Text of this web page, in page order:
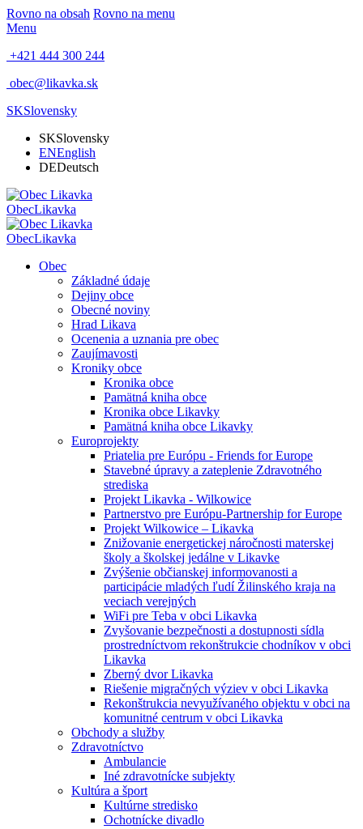
Rovno na obsah Rovno na menu
Menu
+421 444 300 244
obec@likavka.sk
SKSlovensky
SKSlovensky
ENEnglish
DEDeutsch
ObecLikavka
ObecLikavka
Obec
Základné údaje
Dejiny obce
Obecné noviny
Hrad Likava
Ocenenia a uznania pre obec
Zaujímavosti
Kroniky obce
Kronika obce
Pamätná kniha obce
Kronika obce Likavky
Pamätná kniha obce Likavky
Europrojekty
Priatelia pre Európu - Friends for Europe
Stavebné úpravy a zateplenie Zdravotného
strediska
Projekt Likavka - Wilkowice
Partnerstvo pre Európu-Partnership for Europe
Projekt Wilkowice – Likavka
Znižovanie energetickej náročnosti materskej
školy a školskej jedálne v Likavke
Zvýšenie občianskej informovanosti a
participácie mladých ľudí Žilinského kraja na
veciach verejných
WiFi pre Teba v obci Likavka
Zvyšovanie bezpečnosti a dostupnosti sídla
prostredníctvom rekonštrukcie chodníkov v obci
Likavka
Zberný dvor Likavka
Riešenie migračných výziev v obci Likavka
Rekonštrukcia nevyužívaného objektu v obci na
komunitné centrum v obci Likavka
Obchody a služby
Zdravotníctvo
Ambulancie
Iné zdravotnícke subjekty
Kultúra a šport
Kultúrne stredisko
Ochotnícke divadlo